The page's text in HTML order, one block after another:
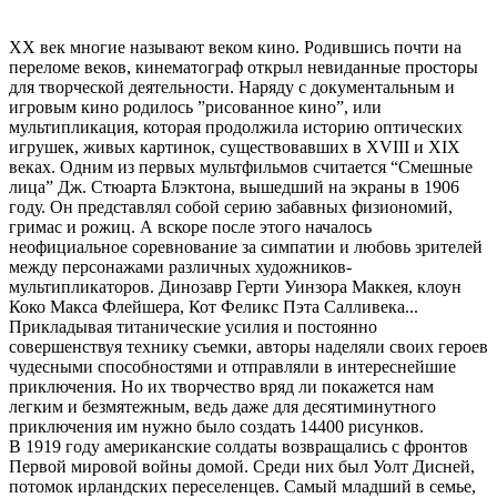
XX век многие называют веком кино. Родившись почти на
переломе веков, кинематограф открыл невиданные просторы
для творческой деятельности. Наряду с документальным и
игровым кино родилось ”рисованное кино”, или
мультипликация, которая продолжила историю оптических
игрушек, живых картинок, существовавших в XVIII и XIX
веках. Одним из первых мультфильмов считается “Смешные
лица” Дж. Стюарта Блэктона, вышедший на экраны в 1906
году. Он представлял собой серию забавных физиономий,
гримас и рожиц. А вскоре после этого началось
неофициальное соревнование за симпатии и любовь зрителей
между персонажами различных художников-
мультипликаторов. Динозавр Герти Уинзора Маккея, клоун
Коко Макса Флейшера, Кот Феликс Пэта Салливека...
Прикладывая титанические усилия и постоянно
совершенствуя технику съемки, авторы наделяли своих героев
чудесными способностями и отправляли в интереснейшие
приключения. Но их творчество вряд ли покажется нам
легким и безмятежным, ведь даже для десятиминутного
приключения им нужно было создать 14400 рисунков.
В 1919 году американские солдаты возвращались с фронтов
Первой мировой войны домой. Среди них был Уолт Дисней,
потомок ирландских переселенцев. Самый младший в семье,